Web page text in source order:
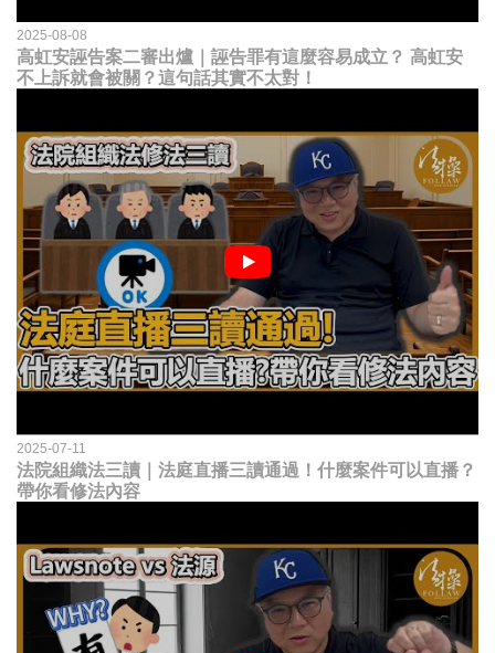
2025-08-08
高虹安誣告案二審出爐｜誣告罪有這麼容易成立？ 高虹安
不上訴就會被關？這句話其實不太對！
2025-07-11
法院組織法三讀｜法庭直播三讀通過！什麼案件可以直播？
帶你看修法內容